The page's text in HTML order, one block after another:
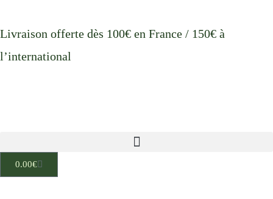
au
contenu
Livraison offerte dès 100€ en France / 150€ à
l’international
0.00€Cart